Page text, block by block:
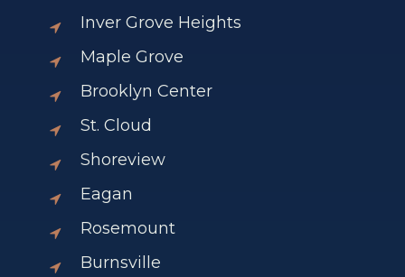
Inver Grove Heights
Maple Grove
Brooklyn Center
St. Cloud
Shoreview
Eagan
Rosemount
Burnsville